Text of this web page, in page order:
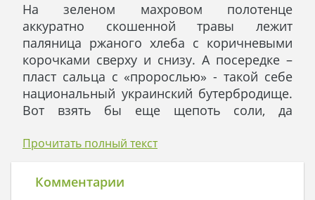
На зеленом махровом полотенце
аккуратно скошенной травы лежит
паляница ржаного хлеба с коричневыми
корочками сверху и снизу. А посередке –
пласт сальца с «пророслью» - такой себе
национальный украинский бутербродище.
Вот взять бы еще щепоть соли, да
бы и укусить.
мансардного типа. Всю мансарду занимает
зально-игральное помещение: тут и
Прочитать полный текст
Комментарии